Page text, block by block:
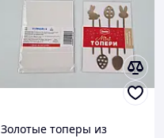
Золотые топеры из